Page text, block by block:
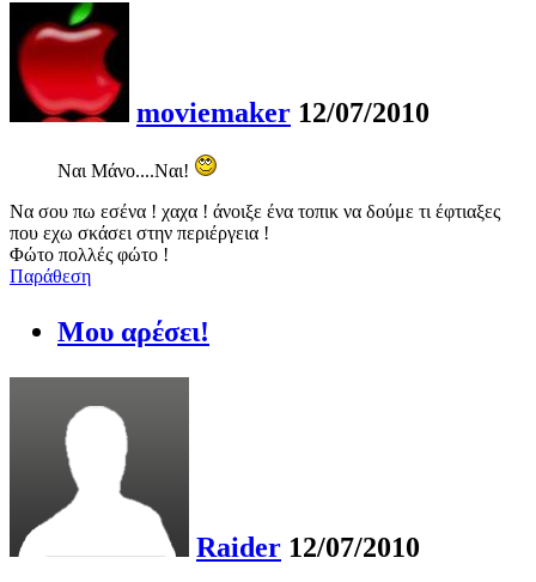
moviemaker 12/07/2010
Ναι Μάνο....Ναι!
Να σου πω εσένα ! χαχα ! άνοιξε ένα τοπικ να δούμε τι έφτιαξες
που εχω σκάσει στην περιέργεια !
Φώτο πολλές φώτο !
Παράθεση
Μου αρέσει!
Raider 12/07/2010